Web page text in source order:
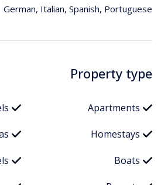
German, Italian, Spanish, Portuguese
Property type
Apartments
Homestays
Boats